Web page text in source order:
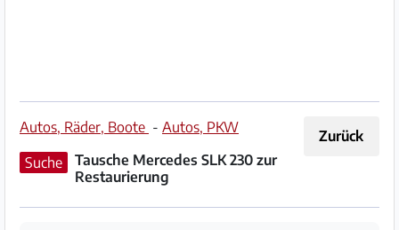
Hilfe
FAQ
Zurück
Autos, Räder, Boote - Autos, PKW
Suche
Tausche Mercedes SLK 230 zur
Restaurierung